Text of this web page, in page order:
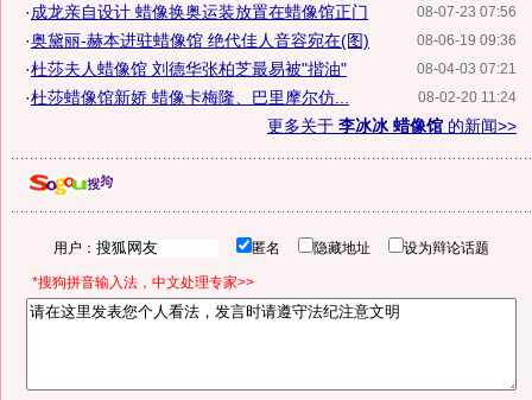
08-07-23 07:56
·成龙亲自设计 蜡像换奥运装放置在蜡像馆正门
08-06-19 09:36
·奥黛丽-赫本进驻蜡像馆 绝代佳人音容宛在(图)
08-04-03 07:21
·杜莎夫人蜡像馆 刘德华张柏芝最易被"揩油"
08-02-20 11:24
·杜莎蜡像馆新娇 蜡像卡梅隆、巴里摩尔仿...
更多关于 李冰冰 蜡像馆 的新闻>>
用户： 匿名 隐藏地址 设为辩论话题
*搜狗拼音输入法，中文处理专家>>